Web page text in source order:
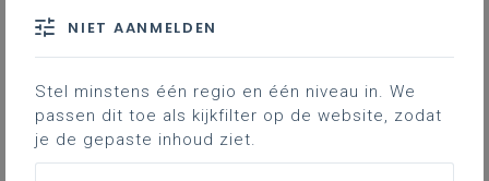
Inhoudstafel
Risicoanalyses
Dierlijk restafval op school
NIET AANMELDEN
Stel minstens één regio en één niveau in. We
passen dit toe als kijkfilter op de website, zodat
je de gepaste inhoud ziet.